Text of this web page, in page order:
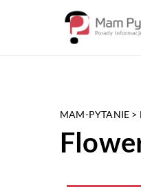
MAM-PYTANIE >